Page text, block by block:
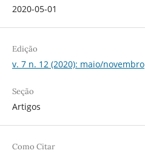
2020-05-01
Edição
v. 7 n. 12 (2020): maio/novembro
Seção
Artigos
Como Citar